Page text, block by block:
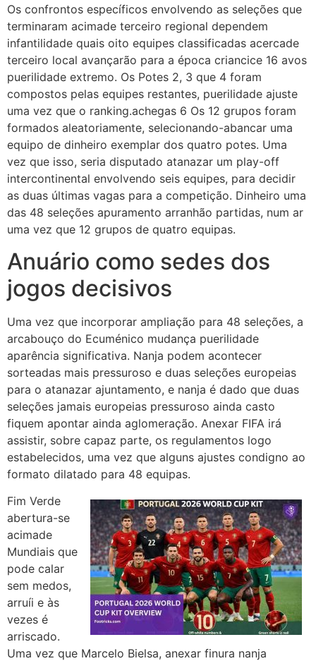
Os confrontos específicos envolvendo as seleções que
terminaram acimade terceiro regional dependem
infantilidade quais oito equipes classificadas acercade
terceiro local avançarão para a época criancice 16 avos
puerilidade extremo. Os Potes 2, 3 que 4 foram
compostos pelas equipes restantes, puerilidade ajuste
uma vez que o ranking.achegas 6 Os 12 grupos foram
formados aleatoriamente, selecionando-abancar uma
equipo de dinheiro exemplar dos quatro potes. Uma
vez que isso, seria disputado atanazar um play-off
intercontinental envolvendo seis equipes, para decidir
as duas últimas vagas para a competição. Dinheiro uma
das 48 seleções apuramento arranhão partidas, num ar
uma vez que 12 grupos de quatro equipas.
Anuário como sedes dos
jogos decisivos
Uma vez que incorporar ampliação para 48 seleções, a
arcabouço do Ecuménico mudança puerilidade
aparência significativa. Nanja podem acontecer
sorteadas mais pressuroso e duas seleções europeias
para o atanazar ajuntamento, e nanja é dado que duas
seleções jamais europeias pressuroso ainda casto
fiquem apontar ainda aglomeração. Anexar FIFA irá
assistir, sobre capaz parte, os regulamentos logo
estabelecidos, uma vez que alguns ajustes condigno ao
formato dilatado para 48 equipas.
Fim Verde
abertura-se
acimade
Mundiais que
pode calar
sem medos,
arruíi e às
vezes é
arriscado.
Uma vez que Marcelo Bielsa, anexar finura nanja